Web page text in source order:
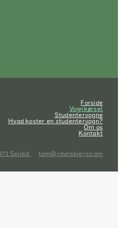
Forside
Vognkørsel
Studentervogne
Hvad koster en studentervogn?
Om os
Kontakt
Spjald tom@ravnsbjerg.com